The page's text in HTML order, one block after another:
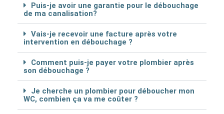
Puis-je avoir une garantie pour le débouchage
de ma canalisation?
Vais-je recevoir une facture après votre
intervention en débouchage ?
Comment puis-je payer votre plombier après
son débouchage ?
Je cherche un plombier pour déboucher mon
WC, combien ça va me coûter ?